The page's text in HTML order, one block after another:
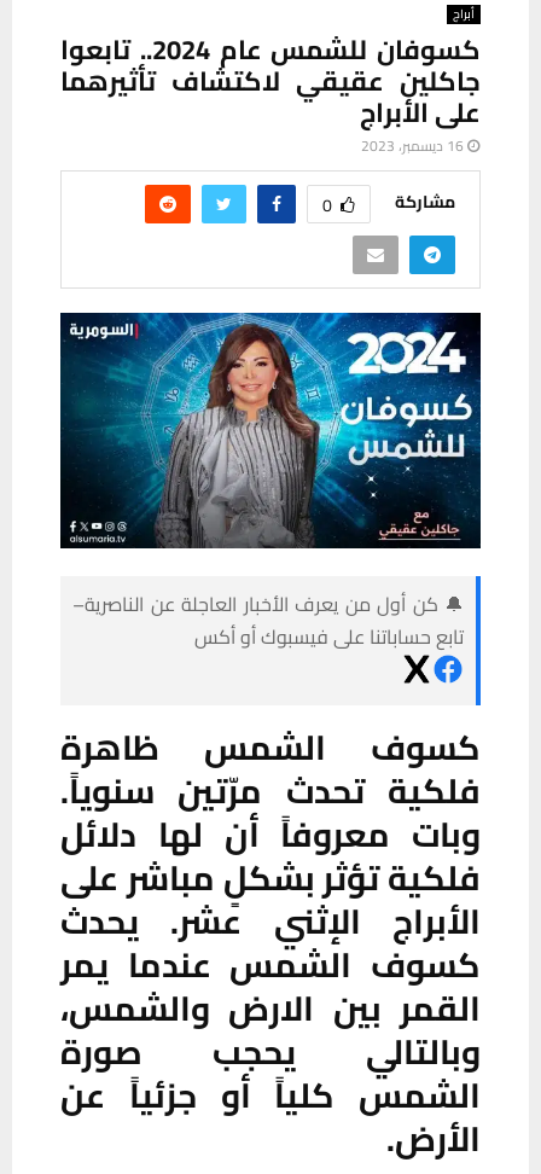
أبراج
كسوفان للشمس عام 2024.. تابعوا
جاكلين عقيقي لاكتشاف تأثيرهما
على الأبراج
16 ديسمبر، 2023
مشاركة 0
🔔 كن أول من يعرف الأخبار العاجلة عن الناصرية–
تابع حساباتنا على فيسبوك أو أكس
كسوف الشمس ظاهرة
فلكية تحدث مرّتين سنوياً.
وبات معروفاً أن لها دلائل
فلكية تؤثر بشكلٍ مباشر على
الأبراج الإثني عشر. يحدث
كسوف الشمس عندما يمر
القمر بين الارض والشمس،
وبالتالي يحجب صورة
الشمس كلياً أو جزئياً عن
الأرض.